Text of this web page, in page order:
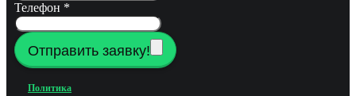
Телефон *
Отправить заявку!
Политика